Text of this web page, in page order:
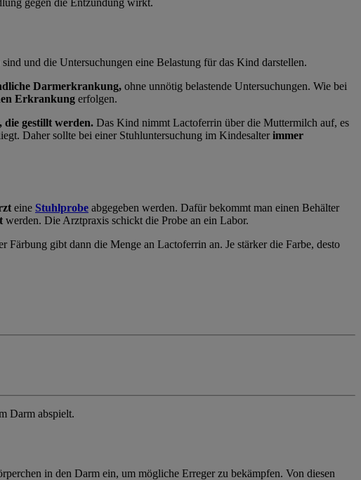
gegen die Entzündung wirkt.
und die Untersuchungen eine Belastung für das Kind darstellen.
Darmerkrankung, ohne unnötig belastende Untersuchungen. Wie bei
Erkrankung erfolgen.
gestillt werden. Das Kind nimmt Lactoferrin über die Muttermilch auf, es
Daher sollte bei einer Stuhluntersuchung im Kindesalterimmer
eine Stuhlprobe abgegeben werden. Dafür bekommt man einen Behälter
werden. Die Arztpraxis schickt die Probe an ein Labor.
gibt dann die Menge an Lactoferrin an. Je stärker die Farbe, desto
Darm abspielt.
in den Darm ein, um mögliche Erreger zu bekämpfen. Von diesen